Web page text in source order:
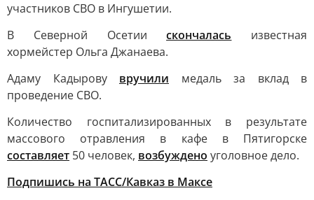
участников СВО в Ингушетии.
В Северной Осетиискончалась известная
хормейстер Ольга Джанаева.
Адаму Кадырову вручили медаль за вклад в
проведение СВО.
Количество госпитализированных в результате
массового отравления в кафе в Пятигорске
составляет 50 человек, возбуждено уголовное дело.
Подпишись на ТАСС/Кавказ в Максе